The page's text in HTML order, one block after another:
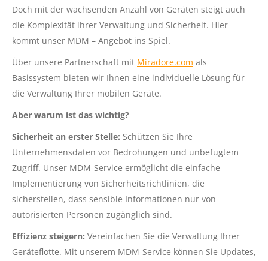
Doch mit der wachsenden Anzahl von Geräten steigt auch
die Komplexität ihrer Verwaltung und Sicherheit. Hier
kommt unser MDM – Angebot ins Spiel.
Über unsere Partnerschaft mit Miradore.com als
Basissystem bieten wir Ihnen eine individuelle Lösung für
die Verwaltung Ihrer mobilen Geräte.
Aber warum ist das wichtig?
Sicherheit an erster Stelle: Schützen Sie Ihre
Unternehmensdaten vor Bedrohungen und unbefugtem
Zugriff. Unser MDM-Service ermöglicht die einfache
Implementierung von Sicherheitsrichtlinien, die
sicherstellen, dass sensible Informationen nur von
autorisierten Personen zugänglich sind.
Effizienz steigern: Vereinfachen Sie die Verwaltung Ihrer
Geräteflotte. Mit unserem MDM-Service können Sie Updates,